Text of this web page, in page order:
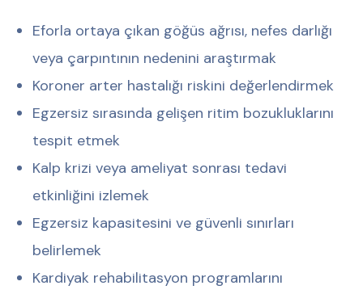
Eforla ortaya çıkan göğüs ağrısı, nefes darlığı
veya çarpıntının nedenini araştırmak
Koroner arter hastalığı riskini değerlendirmek
Egzersiz sırasında gelişen ritim bozukluklarını
tespit etmek
Kalp krizi veya ameliyat sonrası tedavi
etkinliğini izlemek
Egzersiz kapasitesini ve güvenli sınırları
belirlemek
Kardiyak rehabilitasyon programlarını